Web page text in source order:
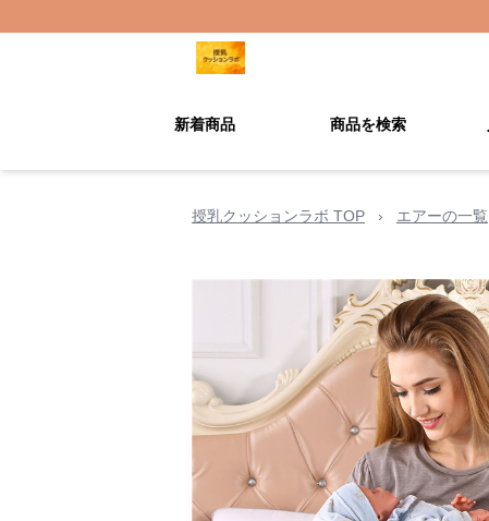
新着商品 商品を検索
授乳クッションラボ TOP › エアーの一覧